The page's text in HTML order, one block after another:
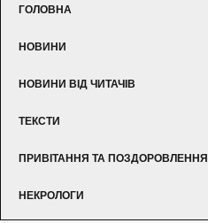
ГОЛОВНА
НОВИНИ
НОВИНИ ВІД ЧИТАЧІВ
ТЕКСТИ
ПРИВІТАННЯ ТА ПОЗДОРОВЛЕННЯ
НЕКРОЛОГИ